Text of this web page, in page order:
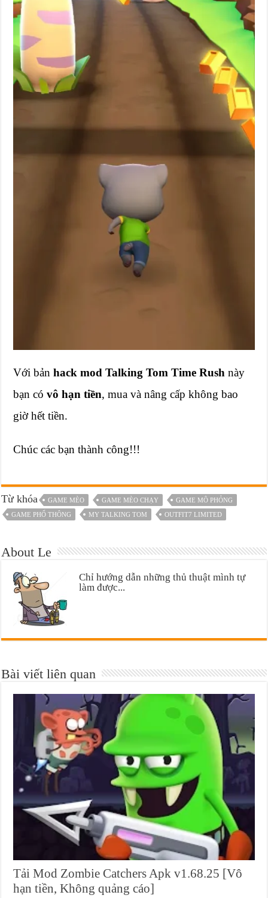
Với bảnhack mod Talking Tom Time Rush này
bạn cóvô hạn tiền, mua và nâng cấp không bao
giờ hết tiền.
Chúc các bạn thành công!!!
Từ khóa GAME MÈO GAME MÈO CHẠY
GAME MÔ PHỎNG
GAME PHỔ THÔNG
MY TALKING TOM OUTFIT7 LIMITED
About Le
Chỉ hướng dẫn những thủ thuật mình tự
làm được...
Bài viết liên quan
Tải Mod Zombie Catchers Apk v1.68.25 [Vô
hạn tiền, Không quảng cáo]